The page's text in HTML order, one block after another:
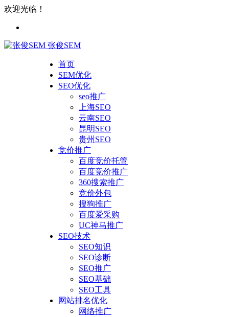
欢迎光临！
张俊SEM
首页
SEM优化
SEO优化
seo推广
上海SEO
云南SEO
昆明SEO
贵州SEO
竞价推广
百度竞价托管
百度竞价推广
360搜索推广
竞价外包
搜狗推广
百度爱采购
UC神马推广
SEO技术
SEO知识
SEO诊断
SEO推广
SEO基础
SEO工具
网站排名优化
网络推广